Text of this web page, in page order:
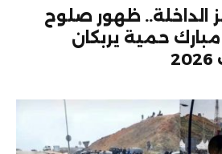
الداخلة.. ظهور صلوح
حمية يربكان